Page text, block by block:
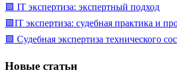
🟩 IT экспертиза: экспертный подход
🟩IT экспертиза: судебная практика и
🟩 Судебная экспертиза технического
Новые статьи